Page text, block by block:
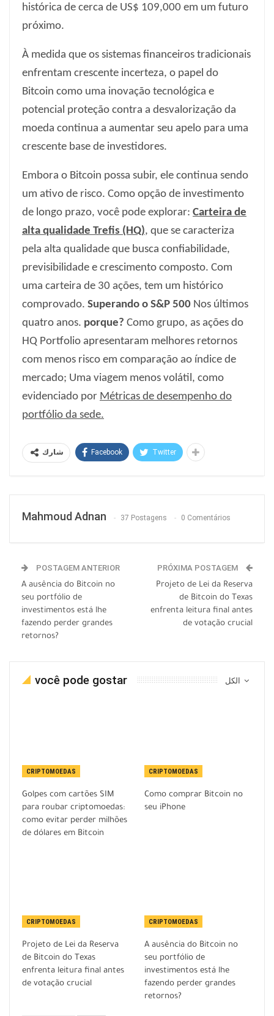
histórica de cerca de US$ 109,000 em um futuro
próximo.
À medida que os sistemas financeiros tradicionais
enfrentam crescente incerteza, o papel do
Bitcoin como uma inovação tecnológica e
potencial proteção contra a desvalorização da
moeda continua a aumentar seu apelo para uma
crescente base de investidores.
Embora o Bitcoin possa subir, ele continua sendo
um ativo de risco. Como opção de investimento
de longo prazo, você pode explorar: Carteira de
alta qualidade Trefis (HQ), que se caracteriza
pela alta qualidade que busca confiabilidade,
previsibilidade e crescimento composto. Com
uma carteira de 30 ações, tem um histórico
comprovado. Superando o S&P 500 Nos últimos
quatro anos. porque? Como grupo, as ações do
HQ Portfolio apresentaram melhores retornos
com menos risco em comparação ao índice de
mercado; Uma viagem menos volátil, como
evidenciado por Métricas de desempenho do
portfólio da sede.
شارك Facebook Twitter
Mahmoud Adnan 37 Postagens 0 Comentários
POSTAGEM ANTERIOR
A ausência do Bitcoin no
seu portfólio de
investimentos está lhe
fazendo perder grandes
retornos?
PRÓXIMA POSTAGEM
Projeto de Lei da Reserva
de Bitcoin do Texas
enfrenta leitura final antes
de votação crucial
você pode gostar
CRIPTOMOEDAS
Golpes com cartões SIM
para roubar criptomoedas:
como evitar perder milhões
de dólares em Bitcoin
CRIPTOMOEDAS
Como comprar Bitcoin no
seu iPhone
CRIPTOMOEDAS
Projeto de Lei da Reserva
de Bitcoin do Texas
enfrenta leitura final antes
de votação crucial
CRIPTOMOEDAS
A ausência do Bitcoin no
seu portfólio de
investimentos está lhe
fazendo perder grandes
retornos?